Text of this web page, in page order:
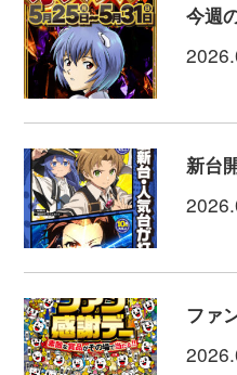
今週
新台
ファ